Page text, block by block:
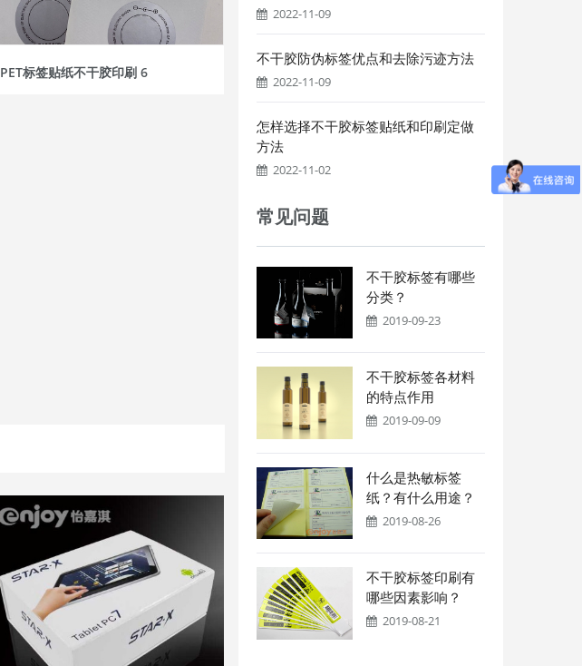
PET标签贴纸不干胶印刷 6
2022-11-09
不干胶防伪标签优点和去除污迹方法
2022-11-09
怎样选择不干胶标签贴纸和印刷定做
方法
2022-11-02
常见问题
不干胶标签有哪些
分类？
2019-09-23
不干胶标签各材料
的特点作用
2019-09-09
什么是热敏标签
纸？有什么用途？
2019-08-26
不干胶标签印刷有
哪些因素影响？
2019-08-21